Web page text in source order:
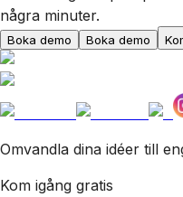
några minuter.
Boka demo Boka demo
Omvandla dina idéer till
Kom igång gratis